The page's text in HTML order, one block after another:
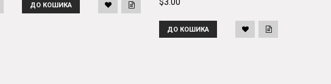
ДО КОШИКА
ДО КОШИКА